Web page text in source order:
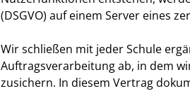
(DSGVO) auf einem Server eines
Wir schließen mit jeder Schule
Auftragsverarbeitung ab, in dem
zusichern. In diesem Vertrag